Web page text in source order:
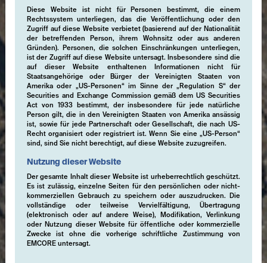
Diese Website ist nicht für Personen bestimmt, die einem
Rechtssystem unterliegen, das die Veröffentlichung oder den
Zugriff auf diese Website verbietet (basierend auf der Nationalität
der betreffenden Person, ihrem Wohnsitz oder aus anderen
Gründen). Personen, die solchen Einschränkungen unterliegen,
ist der Zugriff auf diese Website untersagt. Insbesondere sind die
auf dieser Website enthaltenen Informationen nicht für
Staatsangehörige oder Bürger der Vereinigten Staaten von
Amerika oder „US-Personen“ im Sinne der „Regulation S“ der
Securities and Exchange Commission gemäß dem US Securities
Act von 1933 bestimmt, der insbesondere für jede natürliche
Person gilt, die in den Vereinigten Staaten von Amerika ansässig
ist, sowie für jede Partnerschaft oder Gesellschaft, die nach US-
Recht organisiert oder registriert ist. Wenn Sie eine „US-Person“
sind, sind Sie nicht berechtigt, auf diese Website zuzugreifen.
Nutzung dieser Website
Der gesamte Inhalt dieser Website ist urheberrechtlich geschützt.
Es ist zulässig, einzelne Seiten für den persönlichen oder nicht-
kommerziellen Gebrauch zu speichern oder auszudrucken. Die
vollständige oder teilweise Vervielfältigung, Übertragung
(elektronisch oder auf andere Weise), Modifikation, Verlinkung
oder Nutzung dieser Website für öffentliche oder kommerzielle
Zwecke ist ohne die vorherige schriftliche Zustimmung von
EMCORE untersagt.